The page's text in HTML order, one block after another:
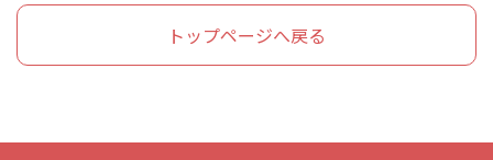
トップページへ戻る